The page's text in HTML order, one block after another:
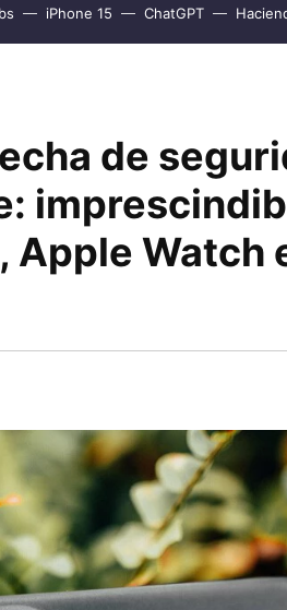
iPhone 15 ChatGPT
de
Apple Watch